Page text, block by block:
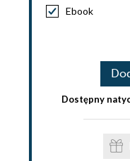
Ebook
Dostępny